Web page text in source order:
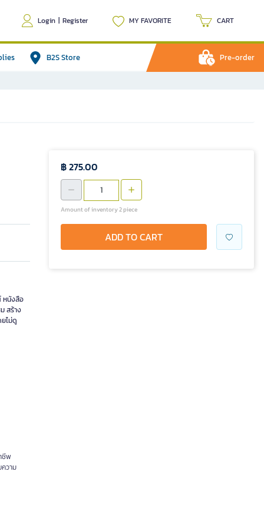
Login | Register MY FAVORITE CART
B2S Store Pre-order
หนังสือ
สร้าง
ไม่ดู
ชีพ
วาม
฿ 275.00
Amount of inventory 2 piece
ADD TO CART